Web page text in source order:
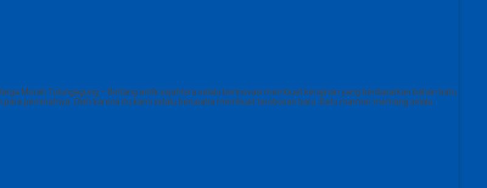
Murah Tulungagung – Bintang antik sejahtera selalu berinovasi membuat kerajinan yang berdasarkan bahan batu
peminatnya. Oleh karena itu kami selalu berusaha membuat terobosan baru. Batu marmer memang selalu